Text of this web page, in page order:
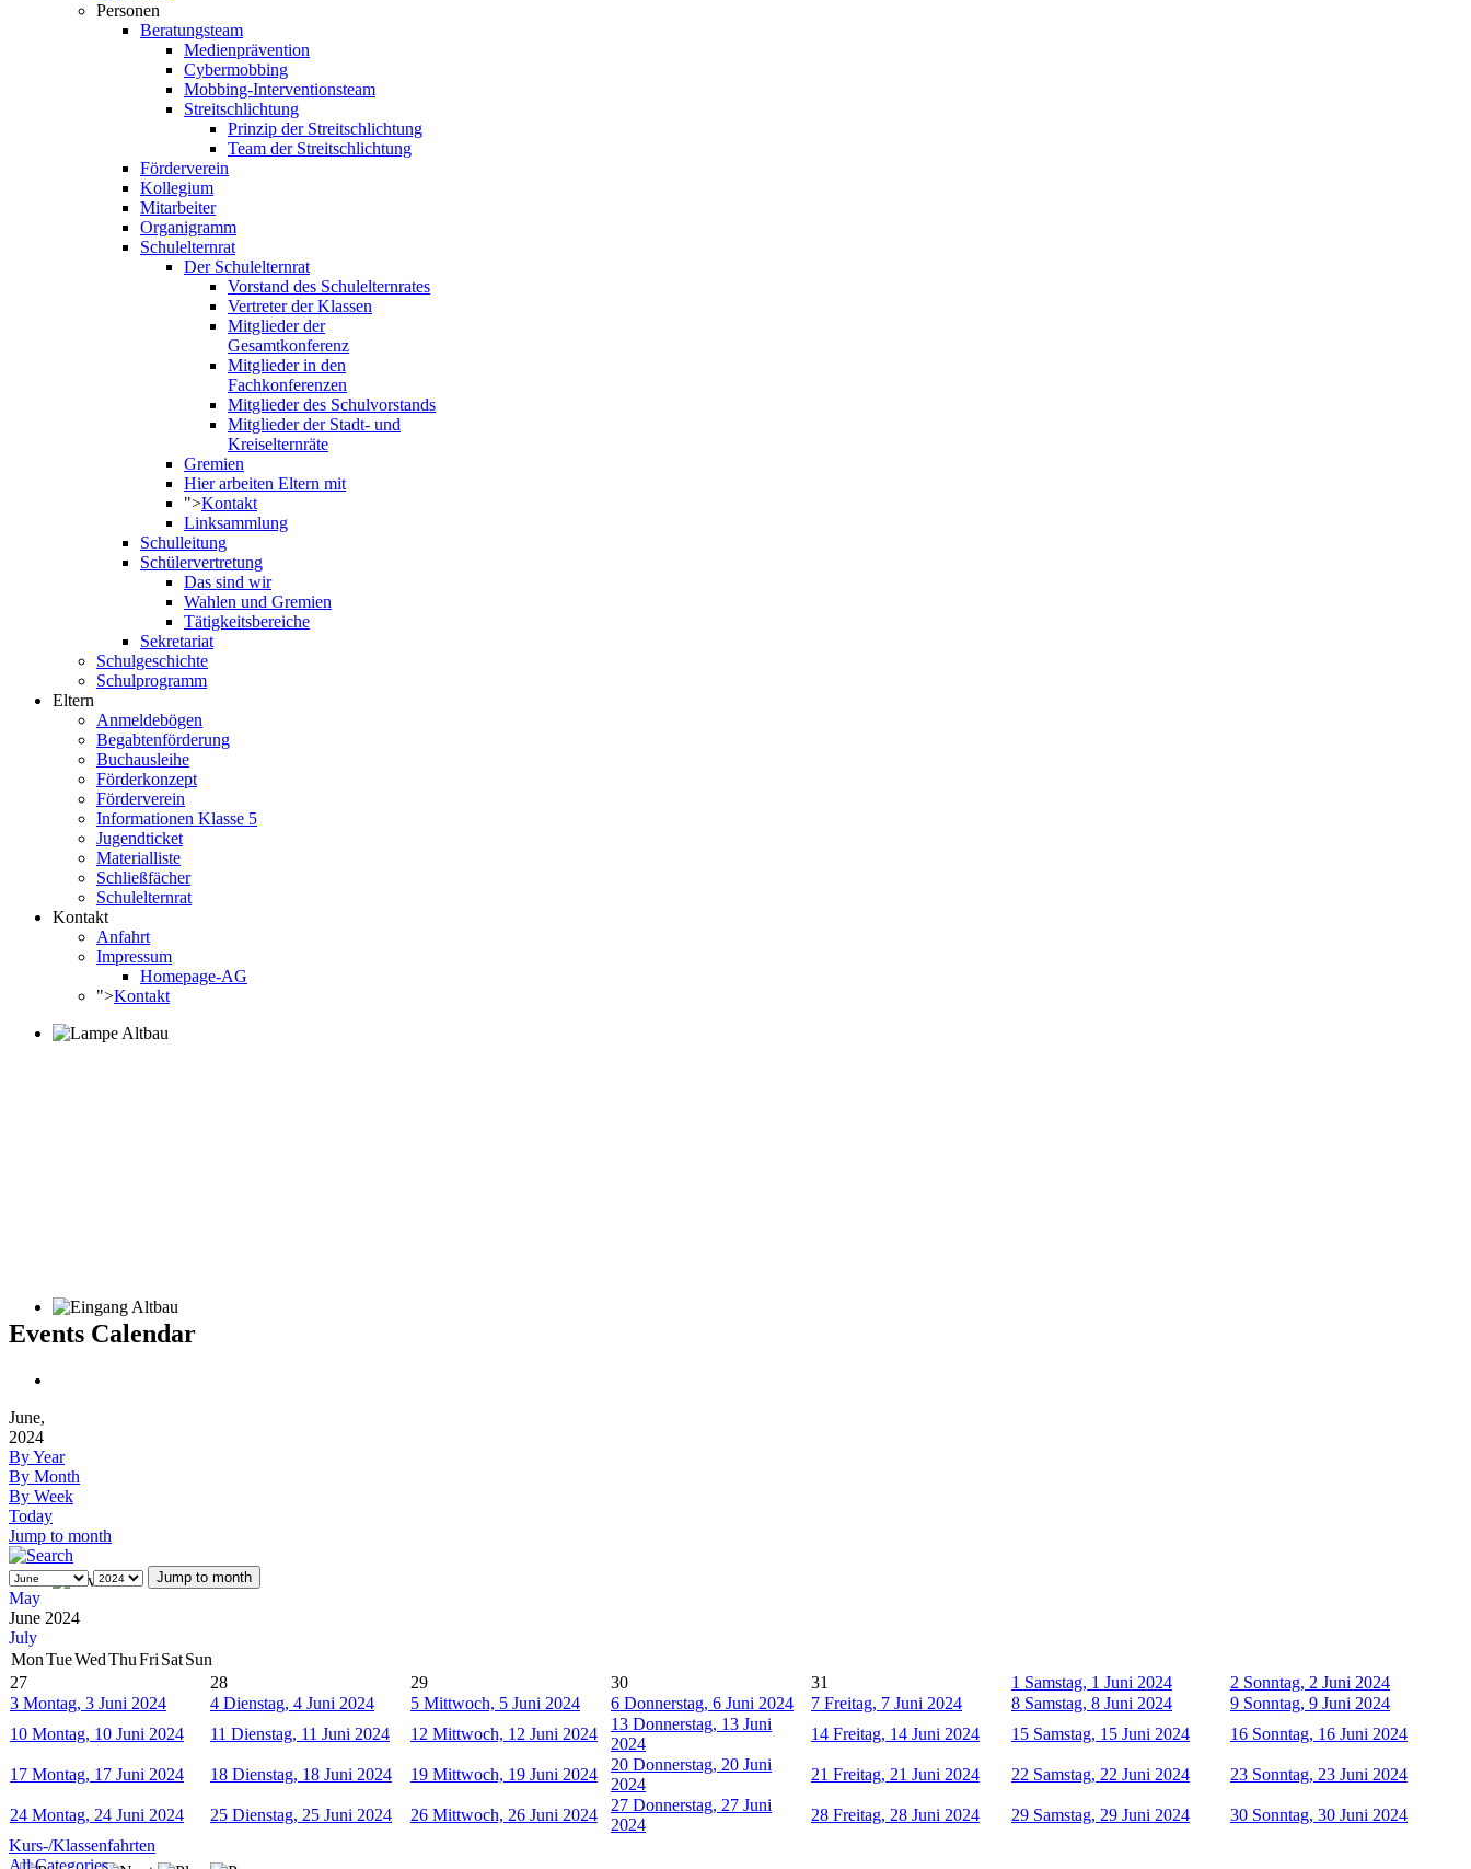
Personen
Beratungsteam
Medienprävention
Cybermobbing
Mobbing-Interventionsteam
Streitschlichtung
Prinzip der Streitschlichtung
Team der Streitschlichtung
Förderverein
Kollegium
Mitarbeiter
Organigramm
Schulelternrat
Der Schulelternrat
Vorstand des Schulelternrates
Vertreter der Klassen
Mitglieder der
Gesamtkonferenz
Mitglieder in den
Fachkonferenzen
Mitglieder des Schulvorstands
Mitglieder der Stadt- und
Kreiselternräte
Gremien
Hier arbeiten Eltern mit
">Kontakt
Linksammlung
Schulleitung
Schülervertretung
Das sind wir
Wahlen und Gremien
Tätigkeitsbereiche
Sekretariat
Schulgeschichte
Schulprogramm
Eltern
Anmeldebögen
Begabtenförderung
Buchausleihe
Förderkonzept
Förderverein
Informationen Klasse 5
Jugendticket
Materialliste
Schließfächer
Schulelternrat
Kontakt
Anfahrt
Impressum
Homepage-AG
">Kontakt
Events Calendar
June,
2024
By Year
By Month
By Week
Today
Jump to month
Jump to month
May
June 2024
July
MonTueWedThuFri SatSun
27
28 29 30 31 1 Samstag, 1 Juni 2024 2 Sonntag, 2 Juni 2024
3 Montag, 3 Juni 2024 4 Dienstag, 4 Juni 2024 5 Mittwoch, 5 Juni 2024 6 Donnerstag, 6 Juni 2024 7 Freitag, 7 Juni 2024 8 Samstag, 8 Juni 2024 9 Sonntag, 9 Juni 2024
10 Montag, 10 Juni 2024 11 Dienstag, 11 Juni 2024 12 Mittwoch, 12 Juni 2024
13 Donnerstag, 13 Juni
2024
14 Freitag, 14 Juni 2024 15 Samstag, 15 Juni 2024 16 Sonntag, 16 Juni 2024
17 Montag, 17 Juni 2024 18 Dienstag, 18 Juni 2024 19 Mittwoch, 19 Juni 2024
20 Donnerstag, 20 Juni
2024
21 Freitag, 21 Juni 2024 22 Samstag, 22 Juni 2024 23 Sonntag, 23 Juni 2024
24 Montag, 24 Juni 2024 25 Dienstag, 25 Juni 2024 26 Mittwoch, 26 Juni 2024
27 Donnerstag, 27 Juni
2024
28 Freitag, 28 Juni 2024 29 Samstag, 29 Juni 2024 30 Sonntag, 30 Juni 2024
Kurs-/Klassenfahrten
All Categories ...